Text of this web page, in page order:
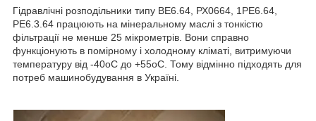
Гідравлічні розподільники типу ВЕ6.64, РХ0664, 1РЕ6.64,
РЕ6.3.64 працюють на мінеральному маслі з тонкістю
фільтрації не менше 25 мікрометрів. Вони справно
функціонують в помірному і холодному кліматі, витримуючи
температуру від -40оС до +55оС. Тому відмінно підходять для
потреб машинобудування в Україні.